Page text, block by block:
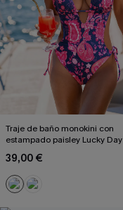
Traje de baño monokini con
estampado paisley Lucky Day
39,00 €